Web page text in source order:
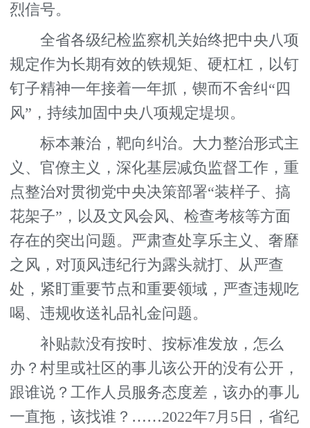
烈信号。
全省各级纪检监察机关始终把中央八项
规定作为长期有效的铁规矩、硬杠杠，以钉
钉子精神一年接着一年抓，锲而不舍纠“四
风”，持续加固中央八项规定堤坝。
标本兼治，靶向纠治。大力整治形式主
义、官僚主义，深化基层减负监督工作，重
点整治对贯彻党中央决策部署“装样子、搞
花架子”，以及文风会风、检查考核等方面
存在的突出问题。严肃查处享乐主义、奢靡
之风，对顶风违纪行为露头就打、从严查
处，紧盯重要节点和重要领域，严查违规吃
喝、违规收送礼品礼金问题。
补贴款没有按时、按标准发放，怎么
办？村里或社区的事儿该公开的没有公开，
跟谁说？工作人员服务态度差，该办的事儿
一直拖，该找谁？……2022年7月5日，省纪